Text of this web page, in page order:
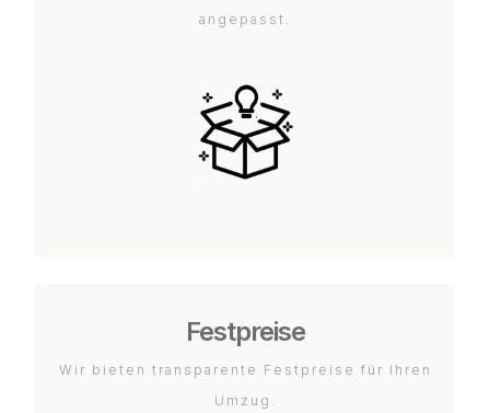
angepasst.
Festpreise
Wir bieten transparente Festpreise für Ihren
Umzug.